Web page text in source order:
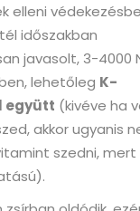
elleni
időszakban
javasolt, 3-4000
lehetőleg K-
együtt (kivéve ha
akkor ugyanis
szedni, mert